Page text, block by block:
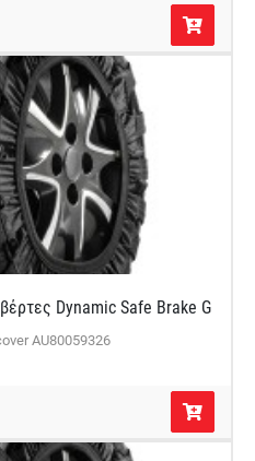
Dynamic Safe Brake G
AU80059326